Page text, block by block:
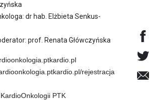
dr hab. Elżbieta Senkus-
prof. Renata Główczyńska
rejestracja
PTK